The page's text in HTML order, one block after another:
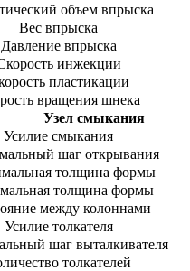
объем впрыска
Вес впрыска
Давление впрыска
инжекции
пластикации
вращения шнека
Узел смыкания
Усилие смыкания
шаг открывания
толщина формы
толщина формы
между колоннами
Усилие толкателя
шаг выталкивателя
толкателей